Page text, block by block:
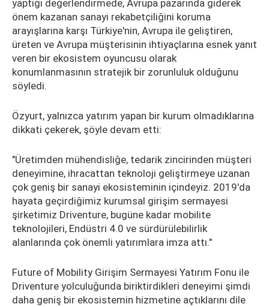
yaptığı değerlendirmede, Avrupa pazarında giderek
önem kazanan sanayi rekabetçiliğini koruma
arayışlarına karşı Türkiye'nin, Avrupa ile geliştiren,
üreten ve Avrupa müşterisinin ihtiyaçlarına esnek yanıt
veren bir ekosistem oyuncusu olarak
konumlanmasının stratejik bir zorunluluk olduğunu
söyledi.
Özyurt, yalnızca yatırım yapan bir kurum olmadıklarına
dikkati çekerek, şöyle devam etti:
"Üretimden mühendisliğe, tedarik zincirinden müşteri
deneyimine, ihracattan teknoloji geliştirmeye uzanan
çok geniş bir sanayi ekosisteminin içindeyiz. 2019'da
hayata geçirdiğimiz kurumsal girişim sermayesi
şirketimiz Driventure, bugüne kadar mobilite
teknolojileri, Endüstri 4.0 ve sürdürülebilirlik
alanlarında çok önemli yatırımlara imza attı."
Future of Mobility Girişim Sermayesi Yatırım Fonu ile
Driventure yolculuğunda biriktirdikleri deneyimi şimdi
daha geniş bir ekosistemin hizmetine açtıklarını dile